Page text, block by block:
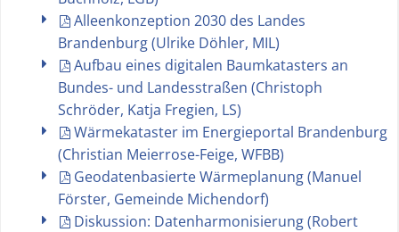
Alleenkonzeption 2030 des Landes
Brandenburg (Ulrike Döhler, MIL)
Aufbau eines digitalen Baumkatasters an
Bundes- und Landesstraßen (Christoph
Schröder, Katja Fregien, LS)
Wärmekataster im Energieportal Brandenburg
(Christian Meierrose-Feige, WFBB)
Geodatenbasierte Wärmeplanung (Manuel
Förster, Gemeinde Michendorf)
Diskussion: Datenharmonisierung (Robert